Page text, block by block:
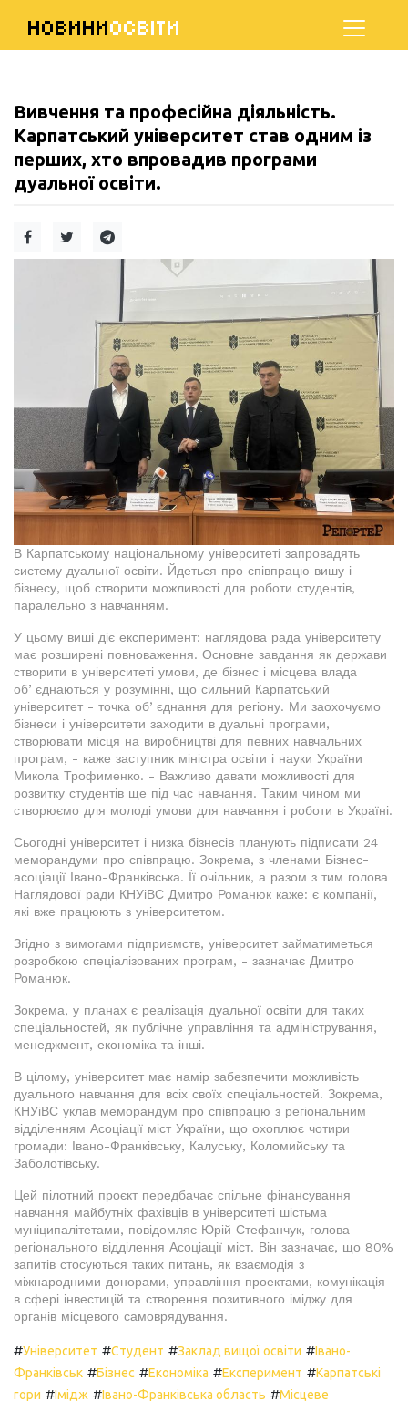
НОВИНИОСВІТИ
Вивчення та професійна діяльність.
Карпатський університет став одним із
перших, хто впровадив програми
дуальної освіти.
В Карпатському національному університеті запровадять
систему дуальної освіти. Йдеться про співпрацю вишу і
бізнесу, щоб створити можливості для роботи студентів,
паралельно з навчанням.
У цьому виші діє експеримент: наглядова рада університету
має розширені повноваження. Основне завдання як держави
створити в університеті умови, де бізнес і місцева влада
обʼєднаються у розумінні, що сильний Карпатський
університет - точка обʼєднання для регіону. Ми заохочуємо
бізнеси і університети заходити в дуальні програми,
створювати місця на виробництві для певних навчальних
програм, - каже заступник міністра освіти і науки України
Микола Трофименко. - Важливо давати можливості для
розвитку студентів ще під час навчання. Таким чином ми
створюємо для молоді умови для навчання і роботи в Україні.
Сьогодні університет і низка бізнесів планують підписати 24
меморандуми про співпрацю. Зокрема, з членами Бізнес-
асоціації Івано-Франківська. Її очільник, а разом з тим голова
Наглядової ради КНУіВС Дмитро Романюк каже: є компанії,
які вже працюють з університетом.
Згідно з вимогами підприємств, університет займатиметься
розробкою спеціалізованих програм, - зазначає Дмитро
Романюк.
Зокрема, у планах є реалізація дуальної освіти для таких
спеціальностей, як публічне управління та адміністрування,
менеджмент, економіка та інші.
В цілому, університет має намір забезпечити можливість
дуального навчання для всіх своїх спеціальностей. Зокрема,
КНУіВС уклав меморандум про співпрацю з регіональним
відділенням Асоціації міст України, що охоплює чотири
громади: Івано-Франківську, Калуську, Коломийську та
Заболотівську.
Цей пілотний проєкт передбачає спільне фінансування
навчання майбутніх фахівців в університеті шістьма
муніципалітетами, повідомляє Юрій Стефанчук, голова
регіонального відділення Асоціації міст. Він зазначає, що 80%
запитів стосуються таких питань, як взаємодія з
міжнародними донорами, управління проектами, комунікація
в сфері інвестицій та створення позитивного іміджу для
органів місцевого самоврядування.
#Університет #Студент #Заклад вищої освіти #Івано-
Франківськ #Бізнес #Економіка #Експеримент #Карпатські
гори #Імідж #Івано-Франківська область #Місцеве